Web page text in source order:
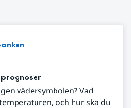
vädersymbolen? Vad
och hur ska du